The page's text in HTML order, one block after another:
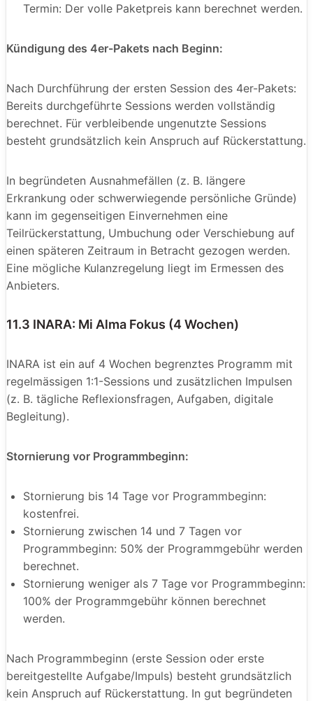
Termin: Der volle Paketpreis kann berechnet werden.
Kündigung des 4er-Pakets nach Beginn:
Nach Durchführung der ersten Session des 4er-Pakets:
Bereits durchgeführte Sessions werden vollständig
berechnet. Für verbleibende ungenutzte Sessions
besteht grundsätzlich kein Anspruch auf Rückerstattung.
In begründeten Ausnahmefällen (z. B. längere
Erkrankung oder schwerwiegende persönliche Gründe)
kann im gegenseitigen Einvernehmen eine
Teilrückerstattung, Umbuchung oder Verschiebung auf
einen späteren Zeitraum in Betracht gezogen werden.
Eine mögliche Kulanzregelung liegt im Ermessen des
Anbieters.
11.3 INARA: Mi Alma Fokus (4 Wochen)
INARA ist ein auf 4 Wochen begrenztes Programm mit
regelmässigen 1:1-Sessions und zusätzlichen Impulsen
(z. B. tägliche Reflexionsfragen, Aufgaben, digitale
Begleitung).
Stornierung vor Programmbeginn:
Stornierung bis 14 Tage vor Programmbeginn:
kostenfrei.
Stornierung zwischen 14 und 7 Tagen vor
Programmbeginn: 50% der Programmgebühr werden
berechnet.
Stornierung weniger als 7 Tage vor Programmbeginn:
100% der Programmgebühr können berechnet
werden.
Nach Programmbeginn (erste Session oder erste
bereitgestellte Aufgabe/Impuls) besteht grundsätzlich
kein Anspruch auf Rückerstattung. In gut begründeten